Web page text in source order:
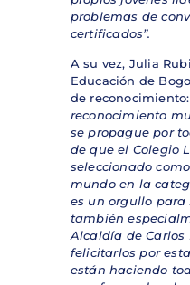
problemas de
certificados”.
A su vez, Julia
Educación de
de reconocimiento:
reconocimiento
se propague por
de que el Colegio
seleccionado
mundo en la
es un orgullo
también
Alcaldía de Carlos
felicitarlos por
están haciendo